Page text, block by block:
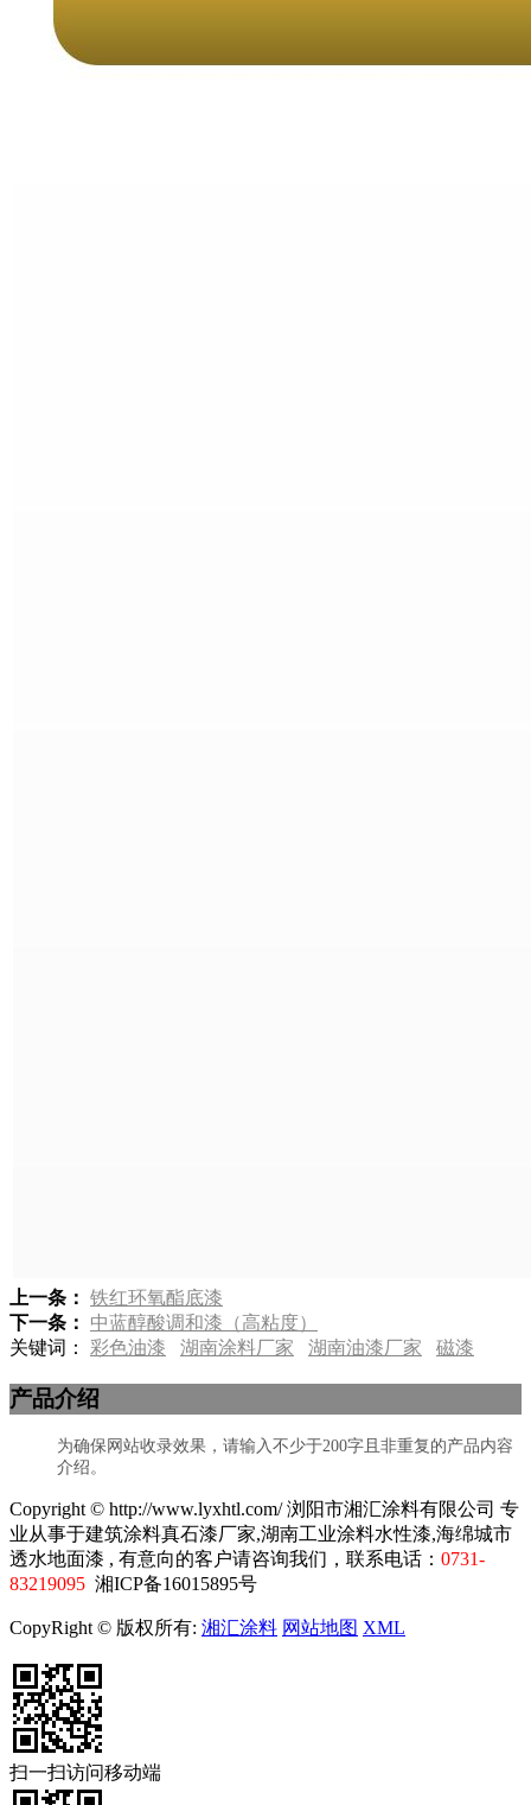
上一条： 铁红环氧酯底漆
下一条：
中蓝醇酸调和漆（高粘度）
关键词： 彩色油漆 湖南涂料厂家 湖南油漆厂家 磁漆
产品介绍
为确保网站收录效果，请输入不少于200字且非重复的产品内容
介绍。
Copyright © http://www.lyxhtl.com/ 浏阳市湘汇涂料有限公司 专
业从事于建筑涂料真石漆厂家,湖南工业涂料水性漆,海绵城市
透水地面漆 , 有意向的客户请咨询我们，联系电话： 0731-
83219095 湘ICP备16015895号
CopyRight © 版权所有: 湘汇涂料 网站地图 XML
扫一扫访问移动端